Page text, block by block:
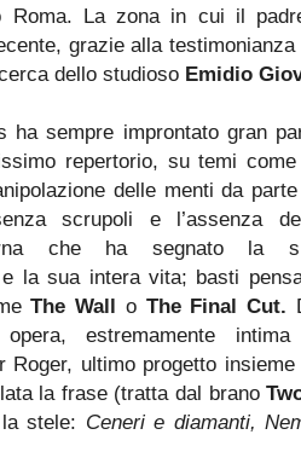
Roma. La zona in cui il
grazie alla
dello studioso Emidio
ha sempre improntato gran
repertorio, su temi
delle menti da
scrupoli e l’assenza
che ha segnato la
la sua intera vita; basti
The Wall o The Final Cut.
opera, estremamente
Roger, ultimo progetto
la frase (tratta dal brano
stele: Ceneri e diamanti,